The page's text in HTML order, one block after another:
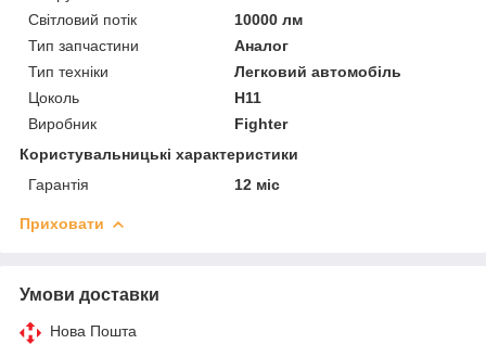
Світловий потік
10000 лм
Тип запчастини
Аналог
Тип техніки
Легковий автомобіль
Цоколь
H11
Виробник
Fighter
Користувальницькі характеристики
Гарантія
12 міс
Приховати
Умови доставки
Нова Пошта